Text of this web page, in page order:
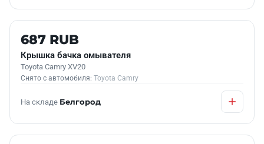
Б/У В НАЛИЧИИ
687 RUB
Крышка бачка омывателя
Toyota Camry XV20
Снято с автомобиля: Toyota Camry
На складе Белгород